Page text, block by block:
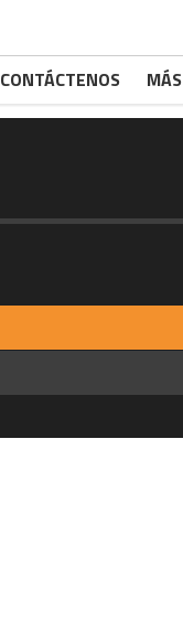
CONTÁCTENOS MÁS